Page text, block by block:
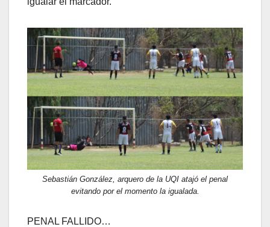
Sebastián González, arquero de la UQI atajó el penal
evitando por el momento la igualada.
PENAL FALLIDO…